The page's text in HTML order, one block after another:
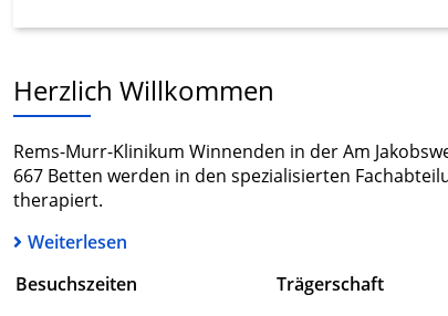
Herzlich Willkommen
Rems-Murr-Klinikum Winnenden in der Am
667 Betten werden in den spezialisierten
therapiert.
Weiterlesen
Besuchszeiten
Trägerschaft